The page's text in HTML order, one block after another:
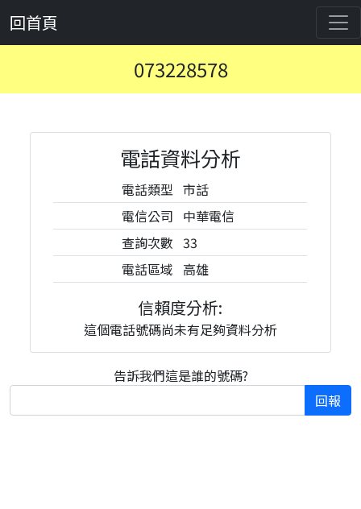
回首頁
073228578
電話資料分析
電話類型 市話
電信公司 中華電信
查詢次數 33
電話區域 高雄
信賴度分析:
這個電話號碼尚未有足夠資料分析
告訴我們這是誰的號碼?
回報